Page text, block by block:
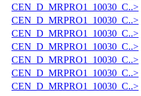
CEN_D_MRPRO1_10030_C..>
CEN_D_MRPRO1_10030_C..>
CEN_D_MRPRO1_10030_C..>
CEN_D_MRPRO1_10030_C..>
CEN_D_MRPRO1_10030_C..>
CEN_D_MRPRO1_10030_C..>
CEN_D_MRPRO1_10030_C..>